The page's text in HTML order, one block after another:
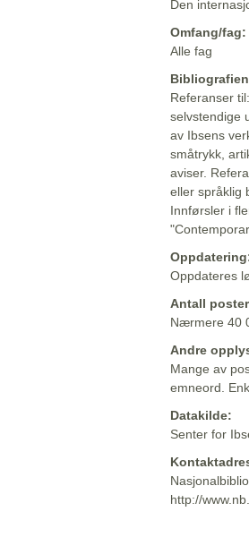
Den
Omfang/fag:
Alle fag
Referanser
selvstendige
av Ibsens
småtrykk,
aviser.
eller språklig
Innførsler i
Oppdateres
Antall
Nærmere 40
Andre
Mange av
emneord.
Datakilde:
Senter for
http://